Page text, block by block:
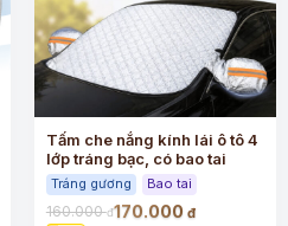
Tấm che nắng kính lái ô tô 4
lớp tráng bạc, có bao tai
Tráng gương Bao tai
160.000đ170.000 đ